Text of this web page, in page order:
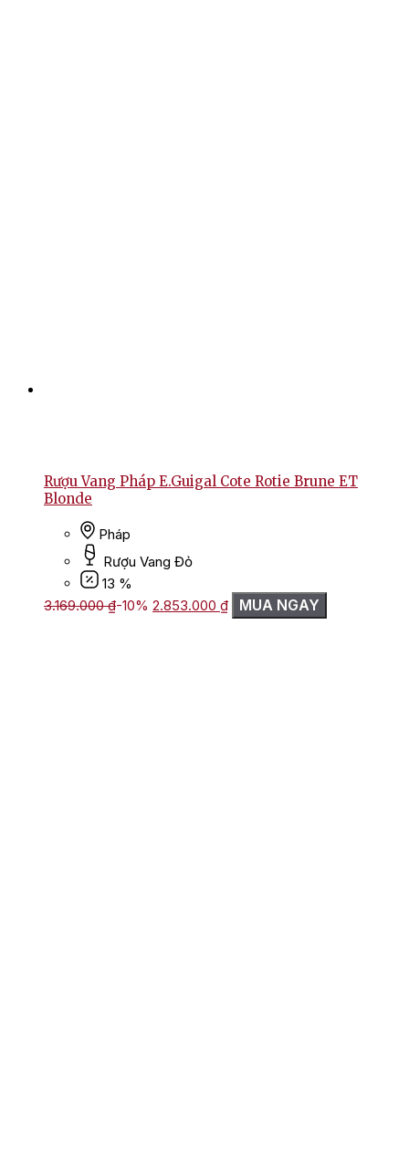
Rượu Vang Pháp E.Guigal Cote Rotie Brune ET
Blonde
Pháp
Rượu Vang Đỏ
13 %
3.169.000₫-10% Giá
gốc
2.853.000 ₫Giá
hiện
MUA NGAY